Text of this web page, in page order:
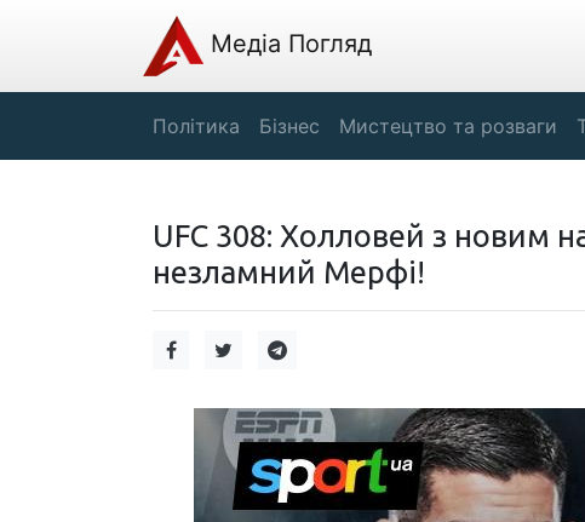
Медіа Погляд
Політика Бізнес Мистецтво та розваги
UFC 308: Холловей з новим
незламний Мерфі!